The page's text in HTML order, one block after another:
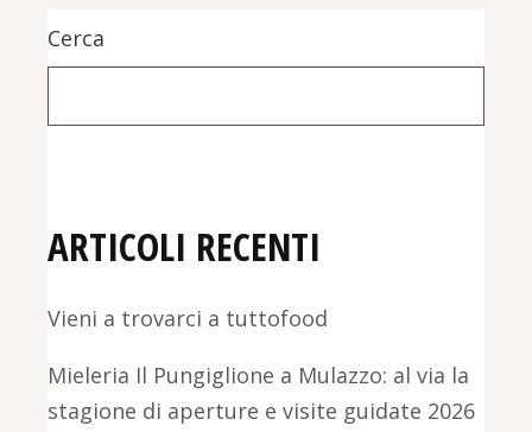
Cerca
ARTICOLI RECENTI
Vieni a trovarci a tuttofood
Mieleria Il Pungiglione a Mulazzo: al via la
stagione di aperture e visite guidate 2026